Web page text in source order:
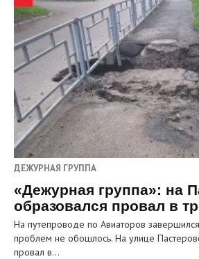
ДЕЖУРНАЯ ГРУППА
«Дежурная группа»: на
образовался провал в
На путепроводе по Авиаторов
проблем не обошлось. На улице
провал в…